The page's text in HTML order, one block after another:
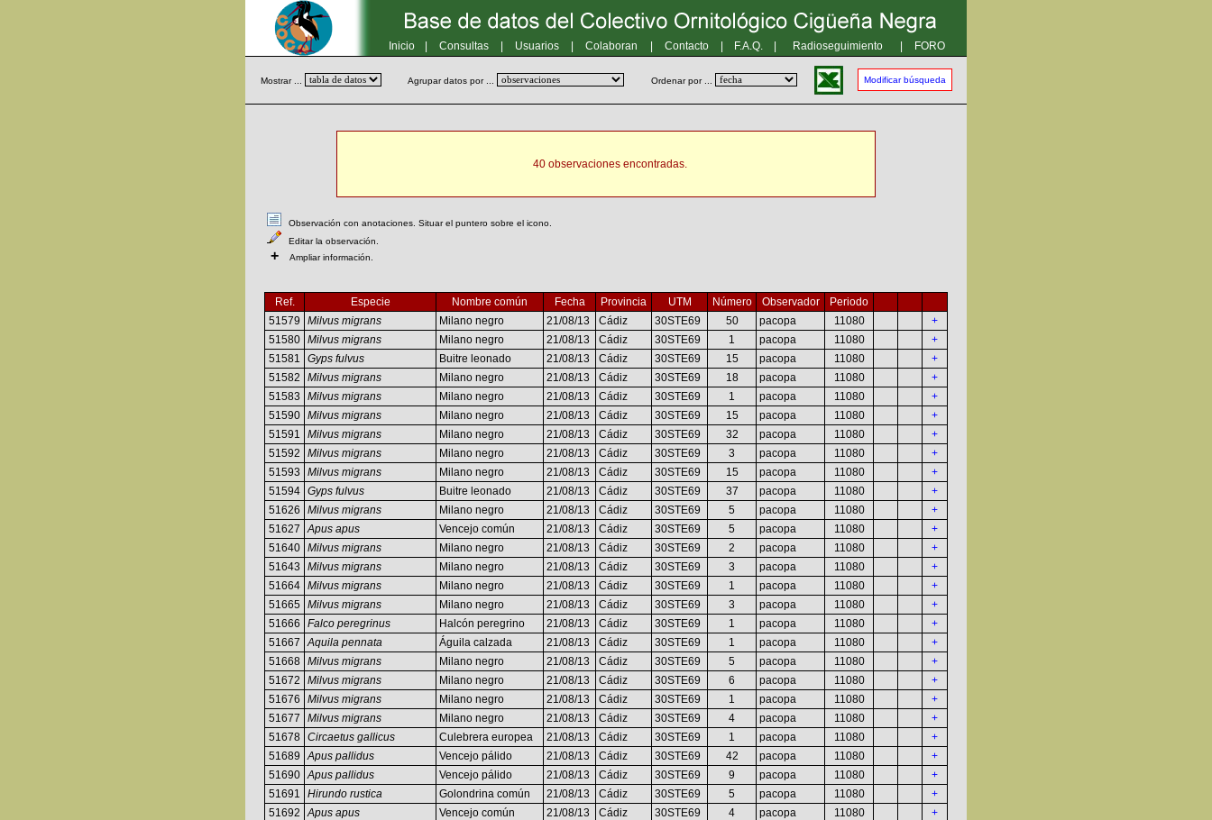
Inicio Consultas Usuarios Colaboran Contacto F.A.Q. Radioseguimiento FORO
Mostrar ... Agrupar datos por ... Ordenar por ... Modificar búsqueda
40 observaciones encontradas.
Observación con anotaciones. Situar el puntero sobre el icono.
Editar la observación.
+ Ampliar información.
Ref. Especie Nombre común Fecha Provincia UTM Número Observador
Periodo
51579
Milvus migrans Milano negro 21/08/13 Cádiz 30STE69 50 pacopa 11080
+
51580 Milvus migrans Milano negro 21/08/13 Cádiz 30STE69 1 pacopa 11080
+
51581
Gyps fulvus Buitre leonado 21/08/13 Cádiz 30STE69 15 pacopa 11080
+
51582
Milvus migrans Milano negro 21/08/13 Cádiz 30STE69 18 pacopa 11080
+
51583
Milvus migrans Milano negro 21/08/13 Cádiz 30STE69 1 pacopa 11080
+
51590 Milvus migrans Milano negro 21/08/13 Cádiz 30STE69 15 pacopa 11080
+
51591
Milvus migrans Milano negro 21/08/13 Cádiz 30STE69 32 pacopa 11080
+
51592
Milvus migrans Milano negro 21/08/13 Cádiz 30STE69 3 pacopa 11080
+
51593
Milvus migrans Milano negro 21/08/13 Cádiz 30STE69 15 pacopa 11080
+
51594 Gyps fulvus Buitre leonado 21/08/13 Cádiz 30STE69 37 pacopa 11080
+
51626
Milvus migrans Milano negro 21/08/13 Cádiz 30STE69 5 pacopa 11080
+
51627
Apus apus Vencejo común 21/08/13 Cádiz 30STE69 5 pacopa 11080
+
51640 Milvus migrans Milano negro 21/08/13 Cádiz 30STE69 2 pacopa 11080
+
51643
Milvus migrans Milano negro 21/08/13 Cádiz 30STE69 3 pacopa 11080
+
51664 Milvus migrans Milano negro 21/08/13 Cádiz 30STE69 1 pacopa 11080
+
51665 Milvus migrans Milano negro 21/08/13 Cádiz 30STE69 3 pacopa 11080
+
51666
Falco peregrinus Halcón peregrino 21/08/13 Cádiz 30STE69 1 pacopa 11080
+
51667
Aquila pennata Águila calzada 21/08/13 Cádiz 30STE69 1 pacopa 11080
+
51668 Milvus migrans Milano negro 21/08/13 Cádiz 30STE69 5 pacopa 11080
+
51672
Milvus migrans Milano negro 21/08/13 Cádiz 30STE69 6 pacopa 11080
+
51676
Milvus migrans Milano negro 21/08/13 Cádiz 30STE69 1 pacopa 11080
+
51677
Milvus migrans Milano negro 21/08/13 Cádiz 30STE69 4 pacopa 11080
+
51678 Circaetus gallicus Culebrera europea 21/08/13 Cádiz 30STE69 1 pacopa 11080
+
51689
Apus pallidus Vencejo pálido 21/08/13 Cádiz 30STE69 42 pacopa 11080
+
51690 Apus pallidus Vencejo pálido 21/08/13 Cádiz 30STE69 9 pacopa 11080
+
51691
Hirundo rustica Golondrina común 21/08/13 Cádiz 30STE69 5 pacopa 11080
+
51692
Apus apus Vencejo común 21/08/13 Cádiz 30STE69 4 pacopa 11080
+